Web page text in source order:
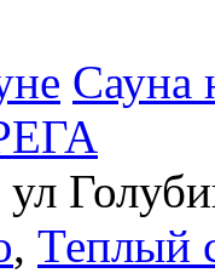
Сауна
, Теплый